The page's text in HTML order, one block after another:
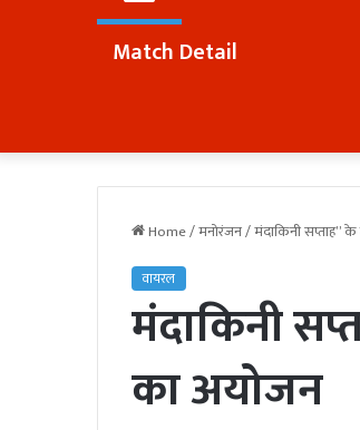
Match Detail
Home/मनोरंजन/मंदाकिनी सप्ताह”
वायरल
मंदाकिनी
का अयोजन